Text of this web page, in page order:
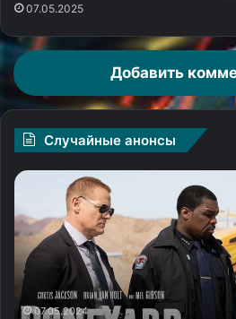
07.05.2025
Добавить
Случайные анонсы
Мэл
учит
ловить
серийных
убийц
трейлере
07.05.2024